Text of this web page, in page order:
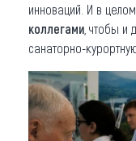
инноваций. И в
коллегами , чтобы и
санаторно-